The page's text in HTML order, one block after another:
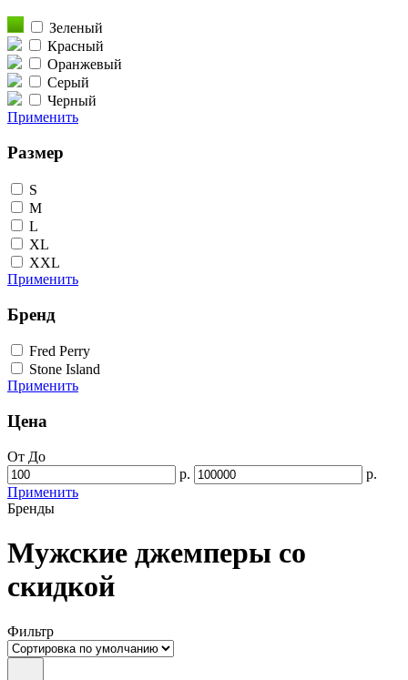
Зеленый
Красный
Оранжевый
Серый
Черный
Применить
Размер
S
M
L
XL
XXL
Применить
Бренд
Fred Perry
Stone Island
Применить
Цена
От До
р.
р.
Применить
Бренды
Мужские джемперы со
скидкой
Фильтр